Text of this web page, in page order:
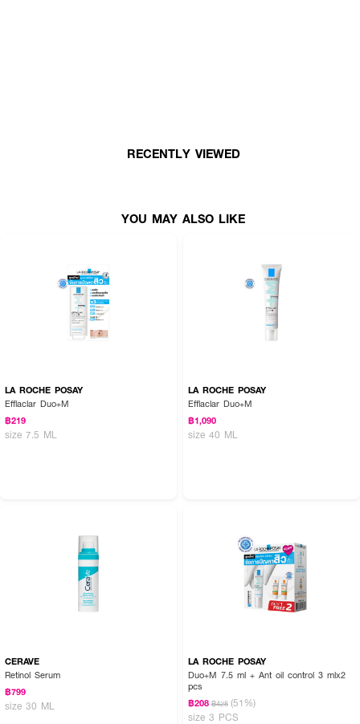
• ทาครีมให้ทั่วใบหน้า เช้า–เย็น
RECENTLY VIEWED
YOU MAY ALSO LIKE
LA ROCHE POSAY
Efflaclar Duo+M
฿219
size 7.5 ML
LA ROCHE POSAY
Efflaclar Duo+M
฿1,090
size 40 ML
CERAVE
Retinol Serum
฿799
size 30 ML
LA ROCHE POSAY
Duo+M 7.5 ml + Ant oil control 3 mlx2
pcs
฿208 ฿428 (51%)
size 3 PCS